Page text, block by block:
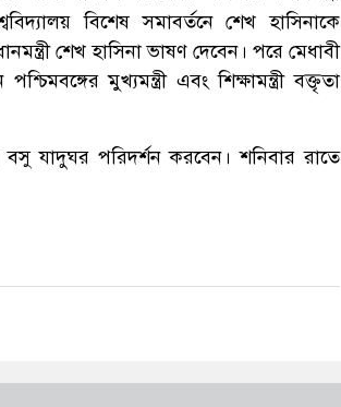
বিশেষ সমাবর্তনে শেখ হাসিনাকে
শেখ হাসিনা ভাষণ দেবেন। পরে মেধাবী
মুখ্যমন্ত্রী এবং শিক্ষামন্ত্রী বক্তৃতা
বসু যাদুঘর পরিদর্শন করবেন। শনিবার রাতে